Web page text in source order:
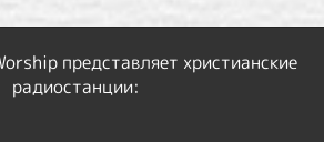
представляет христианские
радиостанции: